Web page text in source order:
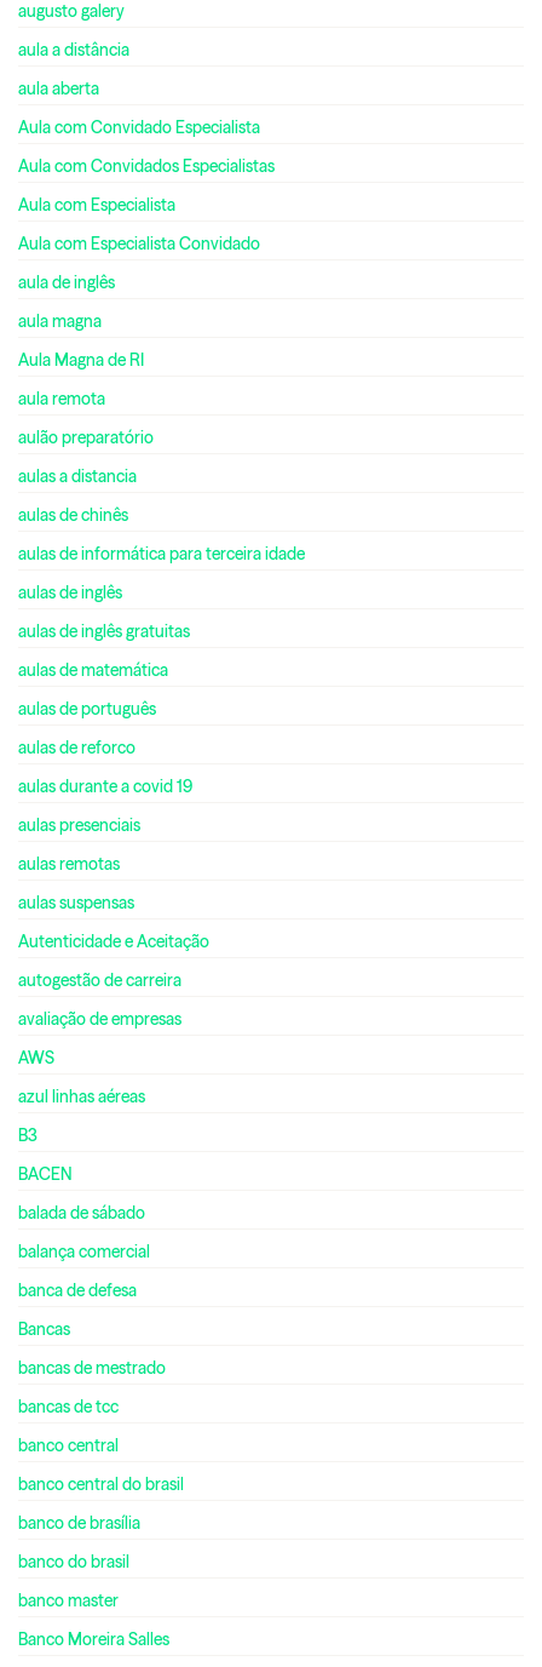
augusto galery
aula a distância
aula aberta
Aula com Convidado Especialista
Aula com Convidados Especialistas
Aula com Especialista
Aula com Especialista Convidado
aula de inglês
aula magna
Aula Magna de RI
aula remota
aulão preparatório
aulas a distancia
aulas de chinês
aulas de informática para terceira idade
aulas de inglês
aulas de inglês gratuitas
aulas de matemática
aulas de português
aulas de reforco
aulas durante a covid 19
aulas presenciais
aulas remotas
aulas suspensas
Autenticidade e Aceitação
autogestão de carreira
avaliação de empresas
AWS
azul linhas aéreas
B3
BACEN
balada de sábado
balança comercial
banca de defesa
Bancas
bancas de mestrado
bancas de tcc
banco central
banco central do brasil
banco de brasília
banco do brasil
banco master
Banco Moreira Salles